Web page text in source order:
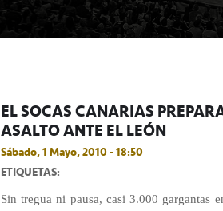
EL SOCAS CANARIAS
ASALTO ANTE EL LEÓN
Sábado, 1 Mayo, 2010 - 18:50
ETIQUETAS:
Sin tregua ni pausa, casi 3.000 gargantas